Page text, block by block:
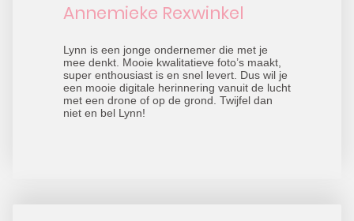
Annemieke Rexwinkel
Lynn is een jonge ondernemer die met je
mee denkt. Mooie kwalitatieve foto’s maakt,
super enthousiast is en snel levert. Dus wil je
een mooie digitale herinnering vanuit de lucht
met een drone of op de grond. Twijfel dan
niet en bel Lynn!